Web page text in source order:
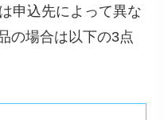
申込先によって異な
の場合は以下の3点